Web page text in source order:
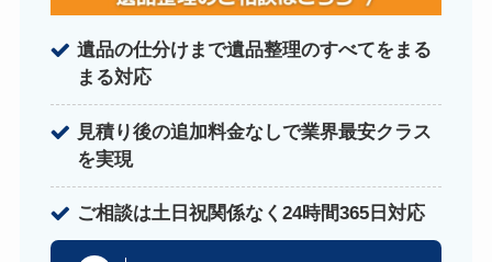
遺品の仕分けまで遺品整理のすべてをまる
まる対応
見積り後の追加料金なしで業界最安クラス
を実現
ご相談は土日祝関係なく24時間365日対応